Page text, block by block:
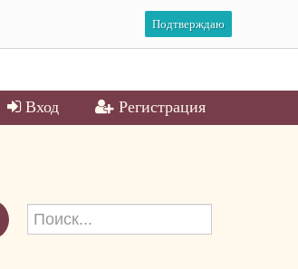
Подтверждаю
Вход Регистрация